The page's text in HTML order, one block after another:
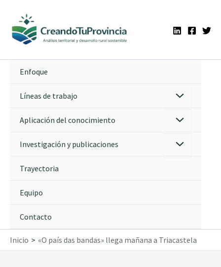
contenido
Enfoque
Líneas de trabajo
Aplicación del conocimiento
Investigación y publicaciones
Trayectoria
Equipo
Contacto
Inicio «O país das bandas» llega mañana a Triacastela